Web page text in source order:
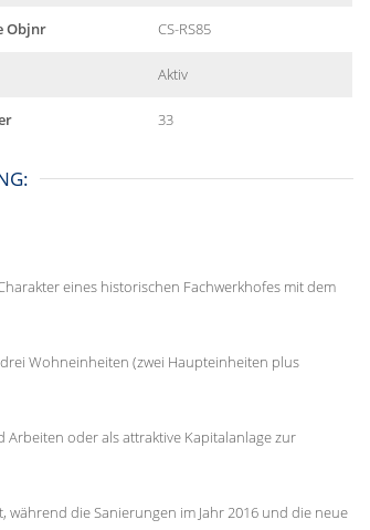
Objnr CS-RS85
Aktiv
33
eines historischen Fachwerkhofes mit dem
Wohneinheiten (zwei Haupteinheiten plus
oder als attraktive Kapitalanlage zur
die Sanierungen im Jahr 2016 und die neue